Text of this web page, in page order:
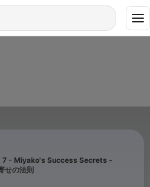
7 - Miyako's Success Secrets -
せの法則